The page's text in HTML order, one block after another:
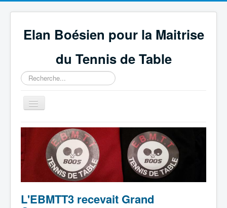
Elan Boésien pour la Maitrise
du Tennis de Table
Rechercher
Basculer
la
Accueil
Association
Compétitions
GEPNETT
Partenaires
L'EBMTT3 recevait Grand